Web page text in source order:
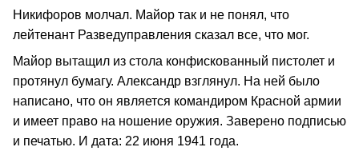
Никифоров молчал. Майор так и не понял, что
лейтенант Разведуправления сказал все, что мог.
Майор вытащил из стола конфискованный пистолет и
протянул бумагу. Александр взглянул. На ней было
написано, что он является командиром Красной армии
и имеет право на ношение оружия. Заверено подписью
и печатью. И дата: 22 июня 1941 года.